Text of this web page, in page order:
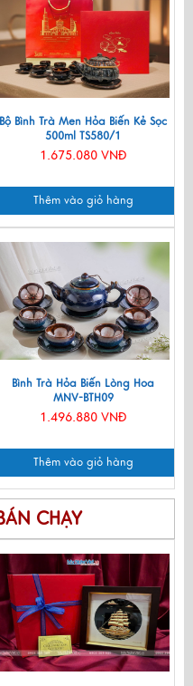
Bộ Bình Trà Men Hỏa Biến Kẻ Sọc
500ml TS580/1
1.675.080 VNĐ
Thêm vào giỏ hàng
Bình Trà Hỏa Biến Lòng Hoa
MNV-BTH09
1.496.880 VNĐ
Thêm vào giỏ hàng
CHẠY